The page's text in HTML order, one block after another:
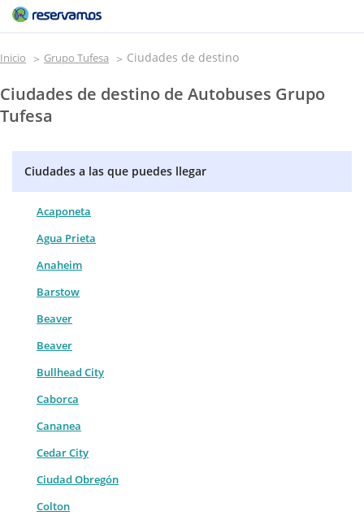
Inicio Grupo Tufesa Ciudades de destino
Ciudades de destino de Autobuses Grupo
Tufesa
Ciudades a las que puedes llegar
Acaponeta
Agua Prieta
Anaheim
Barstow
Beaver
Beaver
Bullhead City
Caborca
Cananea
Cedar City
Ciudad Obregón
Colton